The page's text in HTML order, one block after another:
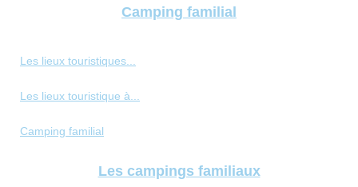
Camping familial
Les lieux touristiques...
Les lieux touristique à...
Camping familial
Les campings familiaux